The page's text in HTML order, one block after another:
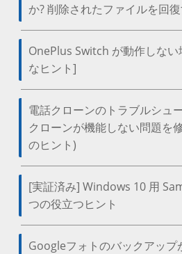
か? 削除されたファイルを回
OnePlus Switch が動作しな
なヒント]
電話クローンのトラブルシュ
クローンが機能しない問題を
のヒント)
[実証済み] Windows 10 用
つの役立つヒント
Googleフォトのバックアップ